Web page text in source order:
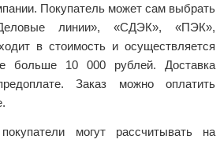
Покупатель может сам выбрать
линии», «СДЭК», «ПЭК»,
в стоимость и осуществляется
больше 10 000 рублей. Доставка
Заказ можно оплатить
могут рассчитывать на